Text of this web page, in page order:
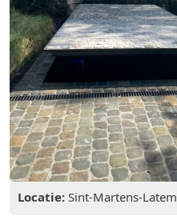
Locatie: Sint-Martens-Latem